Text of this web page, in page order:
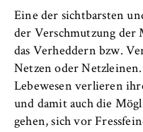
Eine der sichtbarsten
der Verschmutzung der
das Verheddern bzw.
Netzen oder
Lebewesen verlieren
und damit auch die
gehen, sich vor
Cookie Laufzeit:
1 Jahr
TYPO3 Frontend
Name:
fe_typo_user